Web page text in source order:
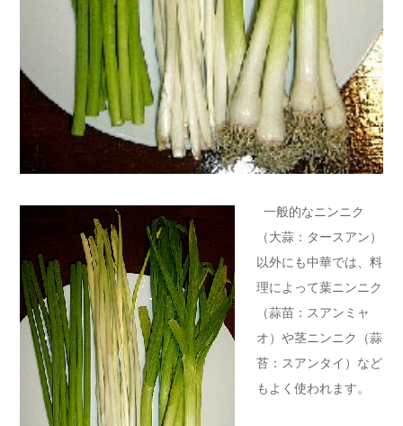
一般的なニンニク
（大蒜：タースアン）
以外にも中華では、料
理によって葉ニンニク
（蒜苗：スアンミャ
オ）や茎ニンニク（蒜
苔：スアンタイ）など
もよく使われます。